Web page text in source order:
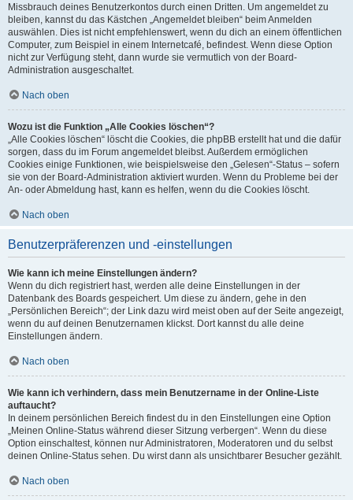
Missbrauch deines Benutzerkontos durch einen Dritten. Um angemeldet zu
bleiben, kannst du das Kästchen „Angemeldet bleiben“ beim Anmelden
auswählen. Dies ist nicht empfehlenswert, wenn du dich an einem öffentlichen
Computer, zum Beispiel in einem Internetcafé, befindest. Wenn diese Option
nicht zur Verfügung steht, dann wurde sie vermutlich von der Board-
Administration ausgeschaltet.
Nach oben
Wozu ist die Funktion „Alle Cookies löschen“?
„Alle Cookies löschen“ löscht die Cookies, die phpBB erstellt hat und die dafür
sorgen, dass du im Forum angemeldet bleibst. Außerdem ermöglichen
Cookies einige Funktionen, wie beispielsweise den „Gelesen“-Status – sofern
sie von der Board-Administration aktiviert wurden. Wenn du Probleme bei der
An- oder Abmeldung hast, kann es helfen, wenn du die Cookies löscht.
Nach oben
Benutzerpräferenzen und -einstellungen
Wie kann ich meine Einstellungen ändern?
Wenn du dich registriert hast, werden alle deine Einstellungen in der
Datenbank des Boards gespeichert. Um diese zu ändern, gehe in den
„Persönlichen Bereich“; der Link dazu wird meist oben auf der Seite angezeigt,
wenn du auf deinen Benutzernamen klickst. Dort kannst du alle deine
Einstellungen ändern.
Nach oben
Wie kann ich verhindern, dass mein Benutzername in der Online-Liste
auftaucht?
In deinem persönlichen Bereich findest du in den Einstellungen eine Option
„Meinen Online-Status während dieser Sitzung verbergen“. Wenn du diese
Option einschaltest, können nur Administratoren, Moderatoren und du selbst
deinen Online-Status sehen. Du wirst dann als unsichtbarer Besucher gezählt.
Nach oben